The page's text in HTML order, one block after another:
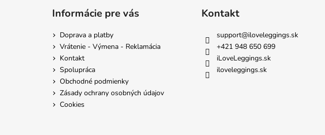
Informácie pre vás
Doprava a platby
Vrátenie - Výmena - Reklamácia
Kontakt
Spolupráca
Obchodné podmienky
Zásady ochrany osobných údajov
Cookies
Kontakt
support@iloveleggings.sk
+421 948 650 699
iLoveLeggings.sk
iloveleggings.sk